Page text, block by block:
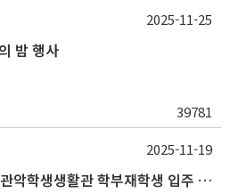
밤 행사
39781
2025-11-25
(11/24~28) 2026학년도 관악학생생활관 학부재학생 입주 신청 일정 안내
2025-11-19